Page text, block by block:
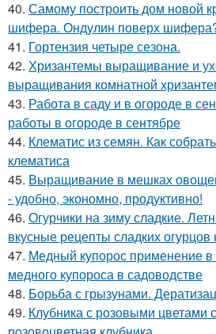
40. Самому построить дом новой
шифера. Ондулин поверх
41. Гортензия четыре сезона.
42. Хризантемы выращивание и
выращивания комнатной
43. Работа в саду и в огороде в
работы в огороде в сентябре
44. Клематис из семян. Как
клематиса
45. Выращивание в мешках
- удобно, экономно, продуктивно!
46. Огурчики на зиму сладкие.
вкусные рецепты сладких огурцов
47. Медный купорос применение
медного купороса в садоводстве
48. Борьба с грызунами.
49. Клубника с розовыми цветами